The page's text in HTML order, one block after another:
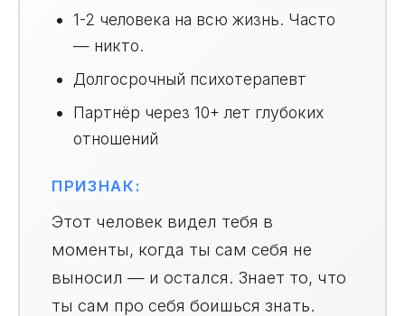
1-2 человека на всю жизнь. Часто
— никто.
Долгосрочный психотерапевт
Партнёр через 10+ лет глубоких
отношений
ПРИЗНАК:
Этот человек видел тебя в
моменты, когда ты сам себя не
выносил — и остался. Знает то, что
ты сам про себя боишься знать.